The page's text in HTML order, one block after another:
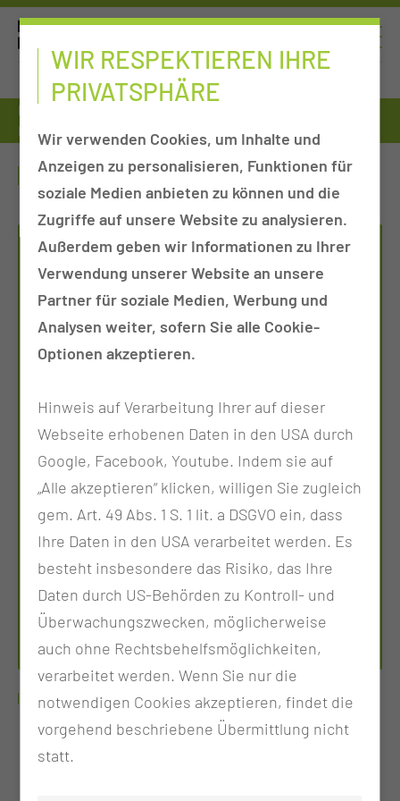
Fort- & Weiterbildung
Friederike Feller
FRIEDERIKE FELLER
FACHGESUNDHEITS- UND KRANKENPFLEGERIN FÜR
FACHWEITERBILDUNG INTENSIV- &
ANÄSTHESIEPFLEGE
FRIEDERIKE FELLER
WEITERBILDUNGSSCHWERPUNKT
Weiterbildung Intensivpflege und Anästhesie
WIR RESPEKTIEREN IHRE
PRIVATSPHÄRE
Wir verwenden Cookies, um Inhalte und
Anzeigen zu personalisieren, Funktionen für
soziale Medien anbieten zu können und die
Zugriffe auf unsere Website zu analysieren.
Außerdem geben wir Informationen zu Ihrer
Verwendung unserer Website an unsere
Partner für soziale Medien, Werbung und
Analysen weiter, sofern Sie alle Cookie-
Optionen akzeptieren.
Hinweis auf Verarbeitung Ihrer auf dieser
Webseite erhobenen Daten in den USA durch
Google, Facebook, Youtube. Indem sie auf
„Alle akzeptieren“ klicken, willigen Sie zugleich
gem. Art. 49 Abs. 1 S. 1 lit. a DSGVO ein, dass
Ihre Daten in den USA verarbeitet werden. Es
besteht insbesondere das Risiko, das Ihre
Daten durch US-Behörden zu Kontroll- und
Überwachungszwecken, möglicherweise
auch ohne Rechtsbehelfsmöglichkeiten,
verarbeitet werden. Wenn Sie nur die
notwendigen Cookies akzeptieren, findet die
vorgehend beschriebene Übermittlung nicht
statt.